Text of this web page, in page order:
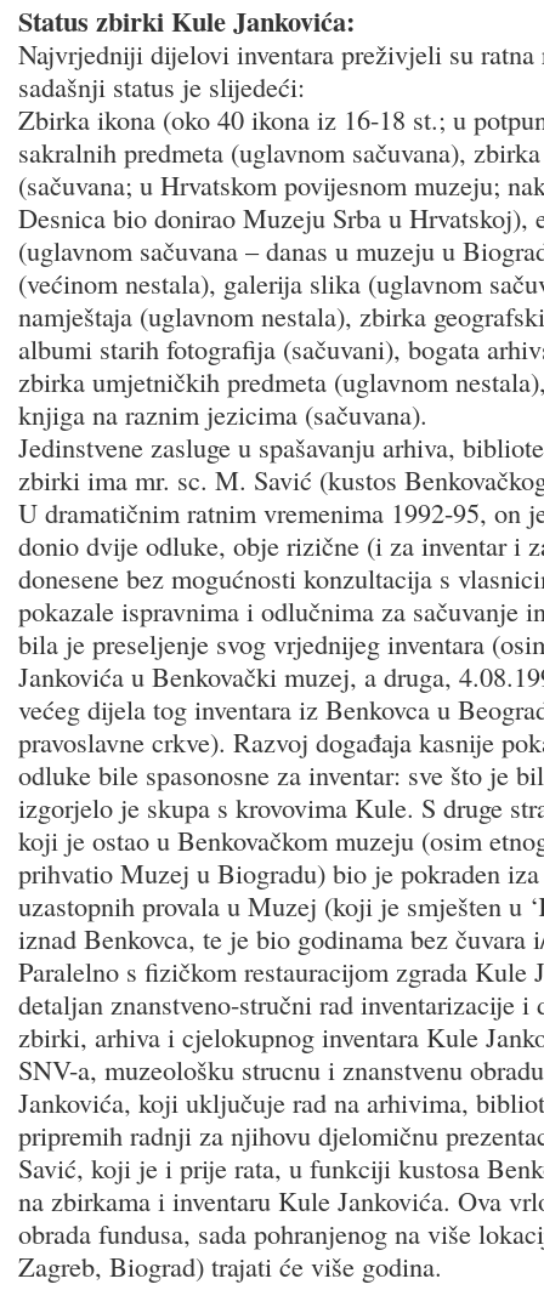
Status zbirki Kule Jankovića:
Najvrjedniji dijelovi inventara preživjeli su
sadašnji status je slijedeći:
Zbirka ikona (oko 40 ikona iz 16-18 st.; u
sakralnih predmeta (uglavnom sačuvana),
(sačuvana; u Hrvatskom povijesnom muzeju;
Desnica bio donirao Muzeju Srba u Hrvatskoj),
(uglavnom sačuvana – danas u muzeju u
(većinom nestala), galerija slika (uglavnom
namještaja (uglavnom nestala), zbirka
albumi starih fotografija (sačuvani), bogata
zbirka umjetničkih predmeta (uglavnom
knjiga na raznim jezicima (sačuvana).
Jedinstvene zasluge u spašavanju arhiva,
zbirki ima mr. sc. M. Savić (kustos
U dramatičnim ratnim vremenima 1992-95, on
donio dvije odluke, obje rizične (i za inventar i
donesene bez mogućnosti konzultacija s
pokazale ispravnima i odlučnima za sačuvanje
bila je preseljenje svog vrjednijeg inventara
Jankovića u Benkovački muzej, a druga,
većeg dijela tog inventara iz Benkovca u
pravoslavne crkve). Razvoj događaja kasnije
odluke bile spasonosne za inventar: sve što je
izgorjelo je skupa s krovovima Kule. S druge
koji je ostao u Benkovačkom muzeju (osim
prihvatio Muzej u Biogradu) bio je pokraden iza
uzastopnih provala u Muzej (koji je smješten u
iznad Benkovca, te je bio godinama bez čuvara
Paralelno s fizičkom restauracijom zgrada Kule
detaljan znanstveno-stručni rad inventarizacije
zbirki, arhiva i cjelokupnog inventara Kule
SNV-a, muzeološku strucnu i znanstvenu
Jankovića, koji uključuje rad na arhivima,
pripremih radnji za njihovu djelomičnu
Savić, koji je i prije rata, u funkciji kustosa
na zbirkama i inventaru Kule Jankovića. Ova
obrada fundusa, sada pohranjenog na više
Zagreb, Biograd) trajati će više godina.